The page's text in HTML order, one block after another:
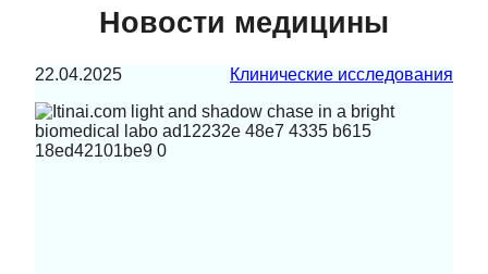
Новости медицины
22.04.2025 Клинические исследования